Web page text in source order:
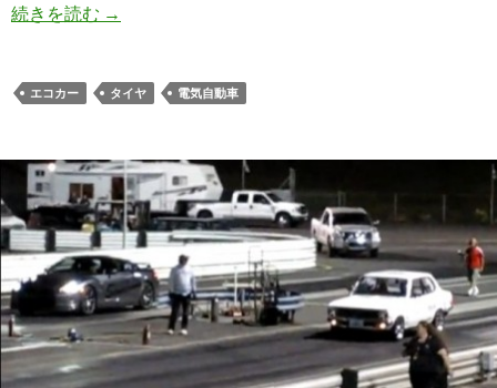
続きを読む →
エコカー タイヤ 電気自動車